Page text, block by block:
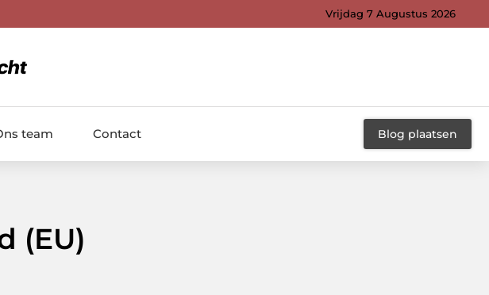
Vrijdag 7 Augustus 2026
team Contact Blog plaatsen
(EU)